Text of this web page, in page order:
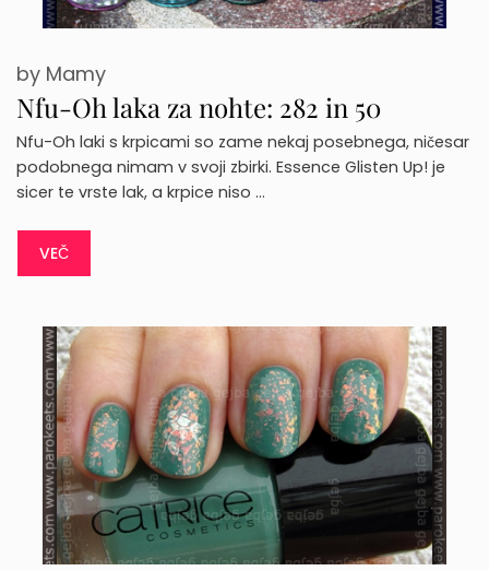
Nfu-Oh laka za nohte: 282 in 50
by Mamy
Nfu-Oh laki s krpicami so zame nekaj posebnega, ničesar
podobnega nimam v svoji zbirki. Essence Glisten Up! je
sicer te vrste lak, a krpice niso …
VEČ